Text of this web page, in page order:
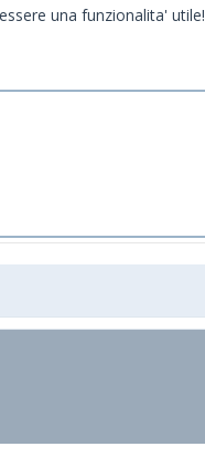
una funzionalita' utile!